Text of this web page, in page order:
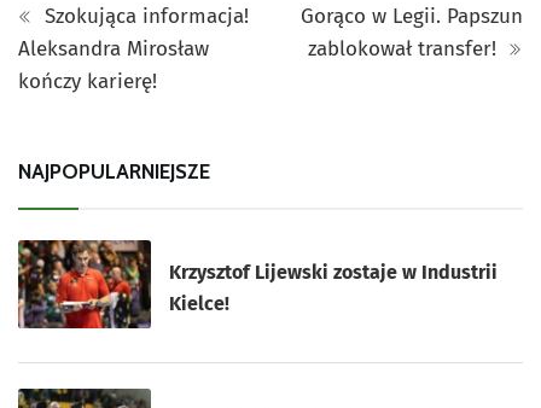
Szokująca informacja!
Aleksandra Mirosław
kończy karierę!
Gorąco w Legii. Papszun
zablokował transfer!
NAJPOPULARNIEJSZE
Krzysztof Lijewski zostaje w Industrii
Kielce!